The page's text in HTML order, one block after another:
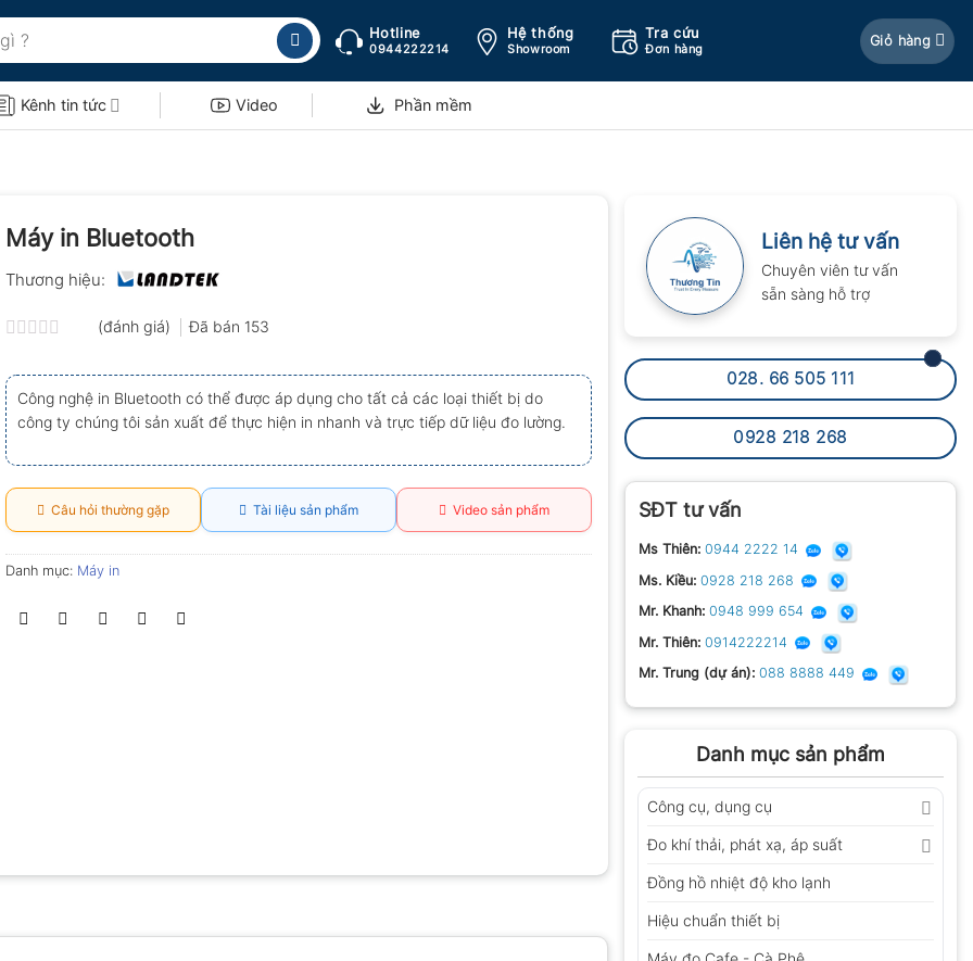
Hotline
0944222214
Hệ thống
Showroom
Tra cứu
Đơn hàng
Giỏ hàng
Kênh tin tức Video Phần mềm
Liên hệ tư vấn
Chuyên viên tư vấn
sẵn sàng hỗ trợ
028. 66 505 111
0928 218 268
SĐT tư vấn
Ms Thiên: 0944 2222 14
Ms. Kiều: 0928 218 268
Mr. Khanh: 0948 999 654
Mr. Thiên: 0914222214
Mr. Trung (dự án): 088 8888 449
Danh mục sản phẩm
Công cụ, dụng cụ
Đo khí thải, phát xạ, áp suất
Đồng hồ nhiệt độ kho lạnh
Hiệu chuẩn thiết bị
Máy in Bluetooth
Thương hiệu:
xếp
hạng
0.0
5
sao
(đánh giá) Đã bán 153
Công nghệ in Bluetooth có thể được áp dụng cho tất cả các loại thiết bị do
công ty chúng tôi sản xuất để thực hiện in nhanh và trực tiếp dữ liệu đo lường.
Câu hỏi thường gặp Tài liệu sản phẩm Video sản phẩm
Danh mục: Máy in